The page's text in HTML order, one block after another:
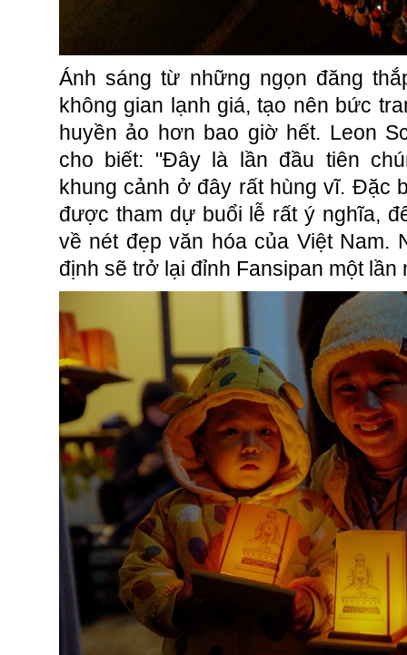
Ánh sáng từ những ngọn đăng
không gian lạnh giá, tạo nên bức
huyền ảo hơn bao giờ hết. Leon
cho biết: "Đây là lần đầu tiên
khung cảnh ở đây rất hùng vĩ. Đặc
được tham dự buổi lễ rất ý nghĩa,
về nét đẹp văn hóa của Việt Nam.
định sẽ trở lại đỉnh Fansipan một lần